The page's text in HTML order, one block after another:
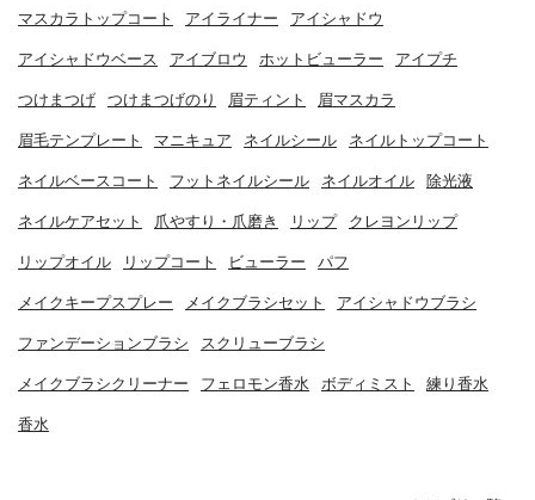
マスカラトップコート アイライナー アイシャドウ
アイシャドウベース アイブロウ ホットビューラー アイプチ
つけまつげ つけまつげのり 眉ティント 眉マスカラ
眉毛テンプレート マニキュア ネイルシール ネイルトップコート
ネイルベースコート フットネイルシール ネイルオイル 除光液
ネイルケアセット 爪やすり・爪磨き リップ クレヨンリップ
リップオイル リップコート ビューラー パフ
メイクキープスプレー メイクブラシセット アイシャドウブラシ
ファンデーションブラシ スクリューブラシ
メイクブラシクリーナー フェロモン香水 ボディミスト 練り香水
香水